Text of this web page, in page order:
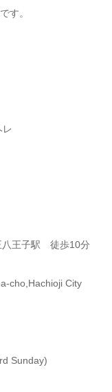
す。
八王子駅 徒歩10分
cho,Hachioji City
Sunday)